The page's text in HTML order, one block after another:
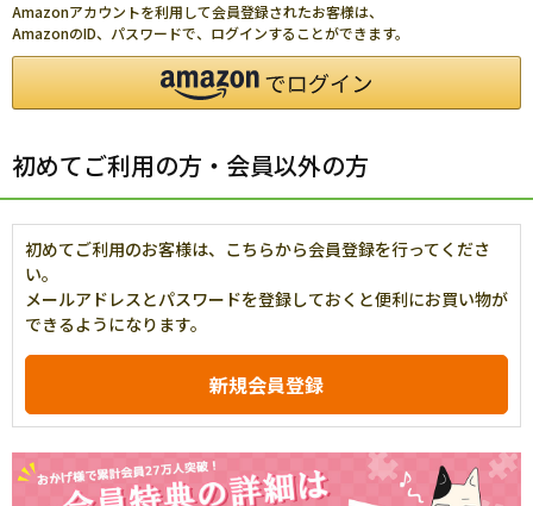
Amazonアカウントを利用して会員登録されたお客様は、
AmazonのID、パスワードで、ログインすることができます。
初めてご利用の方・会員以外の方
初めてご利用のお客様は、こちらから会員登録を行ってくださ
い。
メールアドレスとパスワードを登録しておくと便利にお買い物が
できるようになります。